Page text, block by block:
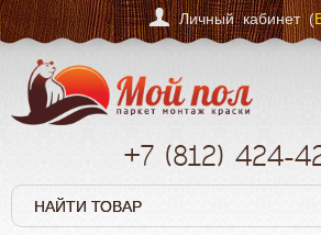
Личный кабинет (
+7 (812) 424-